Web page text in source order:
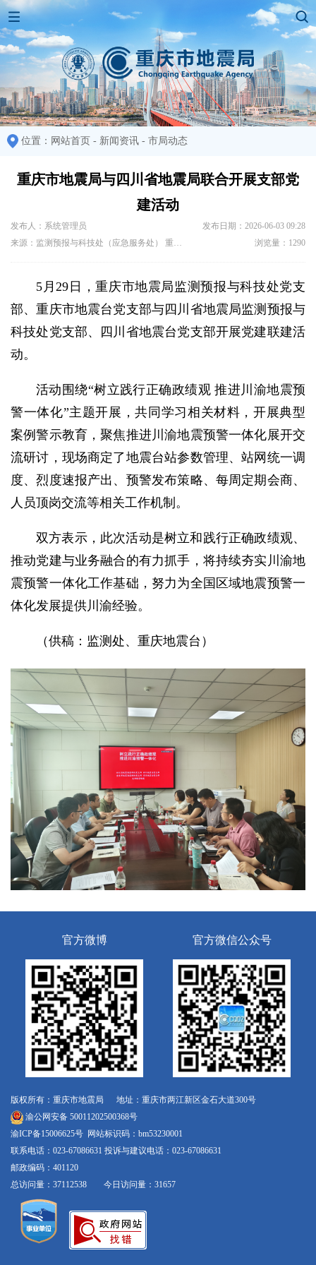
位置： 网站首页 - 新闻资讯 - 市局动态
重庆市地震局与四川省地震局联合开展支部党
建活动
发布人：系统管理员
发布日期：2026-06-03 09:28
来源：监测预报与科技处（应急服务处） 重庆地震台
浏览量：1290
5月29日，重庆市地震局监测预报与科技处党支
部、重庆市地震台党支部与四川省地震局监测预报与
科技处党支部、四川省地震台党支部开展党建联建活
动。
活动围绕“树立践行正确政绩观 推进川渝地震预
警一体化”主题开展，共同学习相关材料，开展典型
案例警示教育，聚焦推进川渝地震预警一体化展开交
流研讨，现场商定了地震台站参数管理、站网统一调
度、烈度速报产出、预警发布策略、每周定期会商、
人员顶岗交流等相关工作机制。
双方表示，此次活动是树立和践行正确政绩观、
推动党建与业务融合的有力抓手，将持续夯实川渝地
震预警一体化工作基础，努力为全国区域地震预警一
体化发展提供川渝经验。
（供稿：监测处、重庆地震台）
官方微博 官方微信公众号
版权所有：重庆市地震局 地址：重庆市两江新区金石大道300号
渝公网安备 50011202500368号
渝ICP备15006625号 网站标识码：bm53230001
联系电话：023-67086631 投诉与建议电话：023-67086631
邮政编码：401120
总访问量：37112538 今日访问量：31657